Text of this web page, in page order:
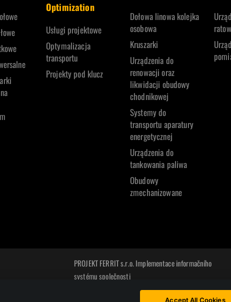
Optimization
Usługi projektowe
Optymalizacja
transportu
Projekty pod klucz
Dołowa linowa kolejka
osobowa
Kruszarki
Urządzenia do
renowacji oraz
likwidacji obudowy
chodnikowej
Systemy do
transportu aparatury
energetycznej
Urządzenia do
tankowania paliwa
Obudowy
zmechanizowane
PROJEKT FERRIT s.r.o. Implementace informačního
systému společnosti
CZ.31.2.0/0.0/0.0/22_014/0005729 je
Accept All Cookies